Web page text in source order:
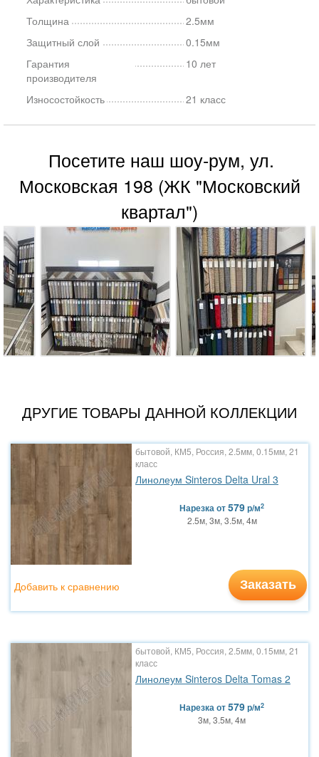
Толщина
2.5мм
Защитный слой
0.15мм
Гарантия
производителя
10 лет
Износостойкость 21 класс
Посетите наш шоу-рум, ул.
Московская 198 (ЖК "Московский
квартал")
ДРУГИЕ ТОВАРЫ ДАННОЙ КОЛЛЕКЦИИ
бытовой, КМ5, Россия, 2.5мм, 0.15мм, 21
класс
Линолеум Sinteros Delta Ural 3
Нарезкаот579р/м2
2.5м, 3м, 3.5м, 4м
Заказать
Добавить к сравнению
бытовой, КМ5, Россия, 2.5мм, 0.15мм, 21
класс
Линолеум Sinteros Delta Tomas 2
Нарезкаот579р/м2
3м, 3.5м, 4м